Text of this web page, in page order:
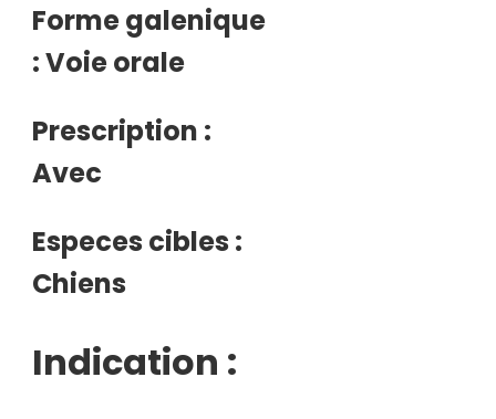
Forme galenique
: Voie orale
Prescription :
Avec
Especes cibles :
Chiens
Indication :